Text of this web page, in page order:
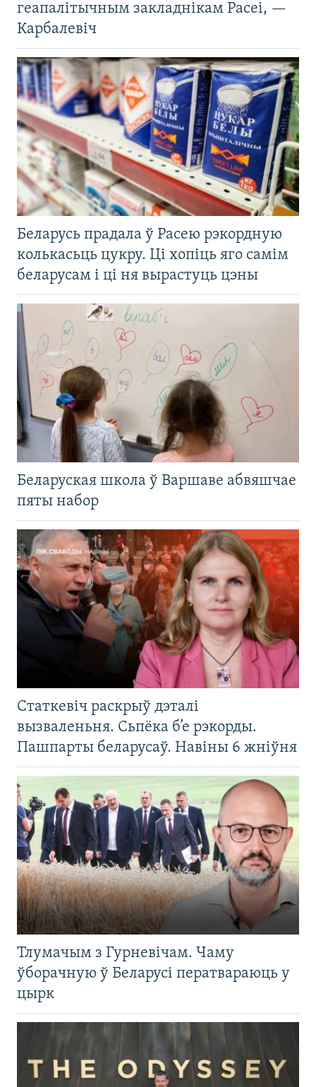
геапалітычным закладнікам Расеі, —
Карбалевіч
Беларусь прадала ў Расею рэкордную
колькасьць цукру. Ці хопіць яго самім
беларусам і ці ня вырастуць цэны
Беларуская школа ў Варшаве абвяшчае
пяты набор
Статкевіч раскрыў дэталі
вызваленьня. Сьпёка б’е рэкорды.
Пашпарты беларусаў. Навіны 6 жніўня
Тлумачым з Гурневічам. Чаму
ўборачную ў Беларусі ператвараюць у
цырк